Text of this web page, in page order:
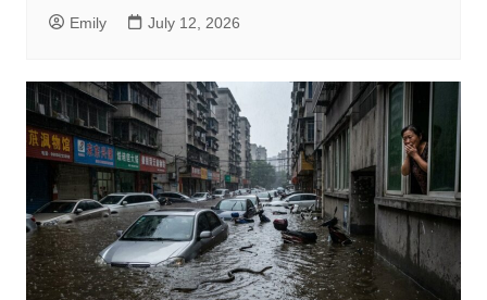
Emily July 12, 2026